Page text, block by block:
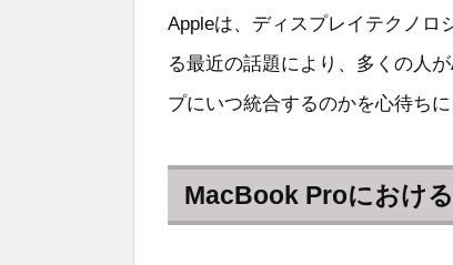
Appleは、ディスプレイテクノロ
る最近の話題により、多くの人
プにいつ統合するのかを心待ちに
MacBook Proにおけ